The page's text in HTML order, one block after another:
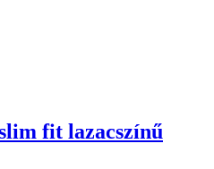
fit lazacszínű